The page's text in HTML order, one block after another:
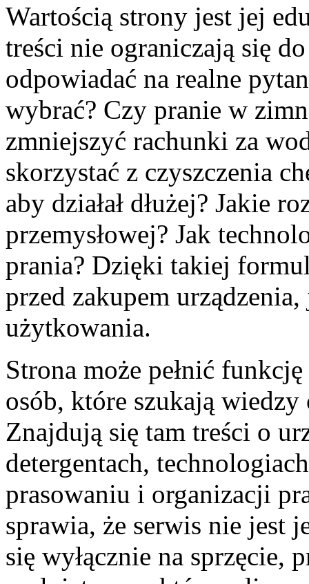
Wartością strony jest jej
treści nie ograniczają się
odpowiadać na realne
wybrać? Czy pranie w
zmniejszyć rachunki za
skorzystać z czyszczenia
aby działał dłużej? Jakie
przemysłowej? Jak
prania? Dzięki takiej
przed zakupem
użytkowania.
Strona może pełnić
osób, które szukają
Znajdują się tam treści o
detergentach,
prasowaniu i organizacji
sprawia, że serwis nie jest
się wyłącznie na sprzęcie,